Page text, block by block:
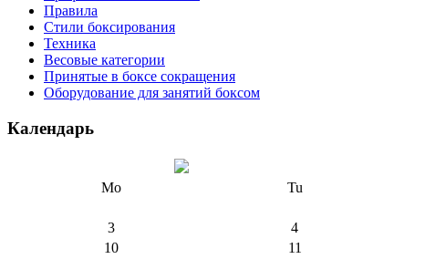
Правила
Стили боксирования
Техника
Весовые категории
Принятые в боксе сокращения
Оборудование для занятий боксом
Календарь
Mo
Tu
3
4
10
11